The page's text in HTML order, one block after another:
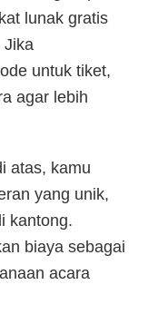
lunak gratis
Jika
untuk tiket,
agar lebih
atas, kamu
yang unik,
kantong.
biaya sebagai
acara